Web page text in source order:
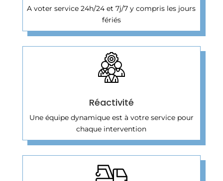
A voter service 24h/24 et 7j/7 y compris les jours
fériés
Réactivité
Une équipe dynamique est à votre service pour
chaque intervention